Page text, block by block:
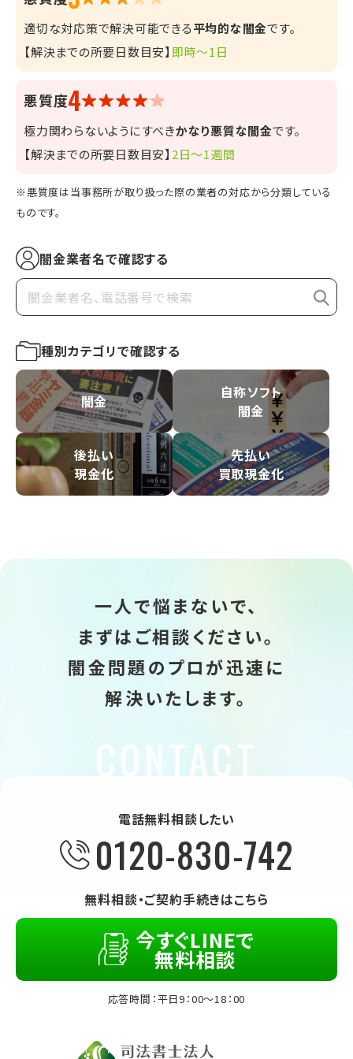
適切な対応策で解決可能できる平均的な闇金です。
【解決までの所要日数目安】即時～1日
悪質度4
極力関わらないようにすべきかなり悪質な闇金です。
【解決までの所要日数目安】 2日～1週間
※悪質度は当事務所が取り扱った際の業者の対応から分類している
ものです。
闇金業者名で確認する
種別カテゴリで確認する
闇金
自称ソフト
闇金
後払い
現金化
先払い
買取現金化
一人で悩まないで、
まずはご相談ください。
闇金問題のプロが迅速に
解決いたします。
電話無料相談したい
0120-830-742
無料相談・ご契約手続きはこちら
今すぐLINEで
無料相談
応答時間：平日9：00～18：00